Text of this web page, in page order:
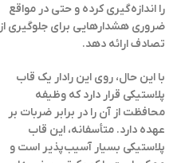
را اندازه‌گیری کرده و حتی در مواقع
ضروری هشدارهایی برای جلوگیری از
تصادف ارائه دهد.
با این حال، روی این رادار یک قاب
پلاستیکی قرار دارد که وظیفه
محافظت از آن را در برابر ضربات بر
عهده دارد. متأسفانه، این قاب
پلاستیکی بسیار آسیب‌پذیر است و